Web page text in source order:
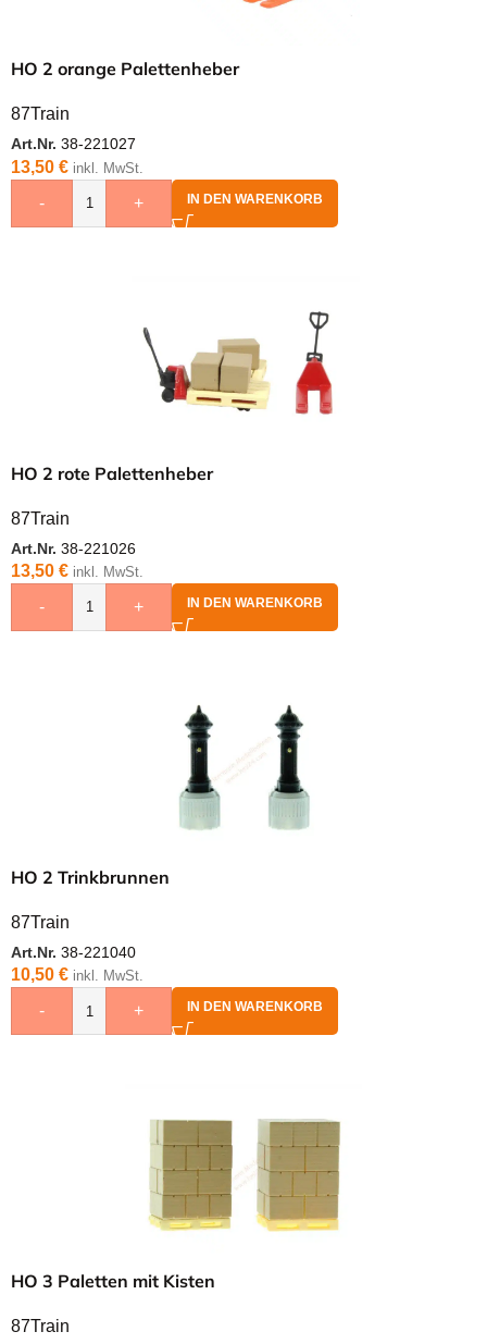
HO 2 orange Palettenheber
87Train
Art.Nr. 38-221027
13,50 € inkl. MwSt.
- + IN DEN WARENKORB
HO 2 rote Palettenheber
87Train
Art.Nr. 38-221026
13,50 € inkl. MwSt.
- + IN DEN WARENKORB
HO 2 Trinkbrunnen
87Train
Art.Nr. 38-221040
10,50 € inkl. MwSt.
- + IN DEN WARENKORB
HO 3 Paletten mit Kisten
87Train